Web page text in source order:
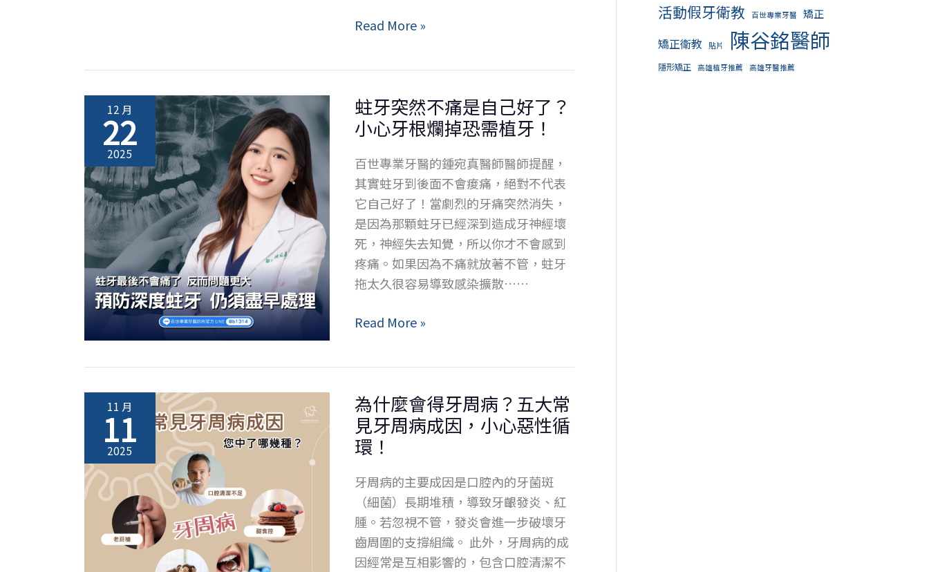
活
不
適
何
改
善？
以
全
口
重
作
缺
的
治
療
估
(2026
年
版)
Read More »
12 月
22
2025
蛀牙突然不痛是自己好了？
小心牙根爛掉恐需植牙！
百世專業牙醫的鍾宛真醫師醫師提醒，
其實蛀牙到後面不會痠痛，絕對不代表
它自己好了！當劇烈的牙痛突然消失，
是因為那顆蛀牙已經深到造成牙神經壞
死，神經失去知覺，所以你才不會感到
疼痛。如果因為不痛就放著不管，蛀牙
拖太久很容易導致感染擴散……
蛀
不
痛
是
自
己
好
了？
小
心
Read More »
11 月
11
2025
為什麼會得牙周病？五大常
見牙周病成因，小心惡性循
環！
牙周病的主要成因是口腔內的牙菌斑
（細菌）長期堆積，導致牙齦發炎、紅
腫。若忽視不管，發炎會進一步破壞牙
齒周圍的支撐組織。 此外，牙周病的成
因經常是互相影響的，包含口腔清潔不
活動假牙衛教 百世專業牙醫 矯正
矯正衛教 貼片 陳谷銘醫師
隱形矯正 高雄植牙推薦 高雄牙醫推薦